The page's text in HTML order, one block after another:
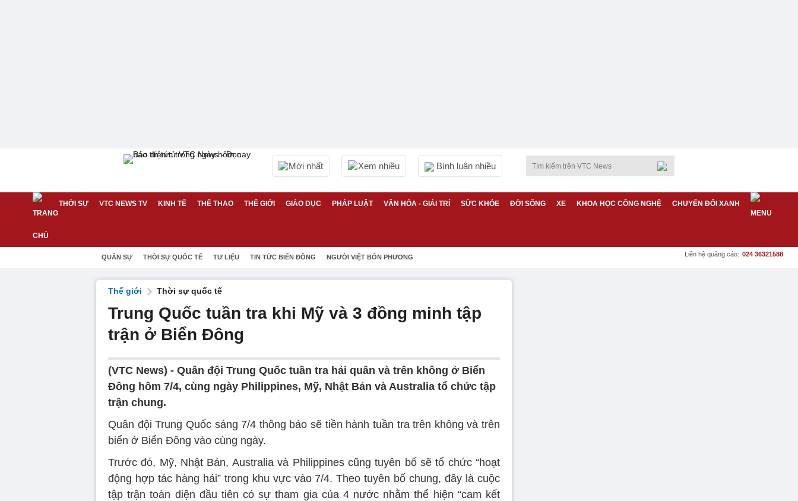
Mới nhất Xem nhiều Bình luận nhiều
THỜI SỰ VTC NEWS TV KINH TẾ THỂ THAO THẾ GIỚI GIÁO DỤC PHÁP LUẬT VĂN HÓA - GIẢI TRÍ SỨC KHỎE ĐỜI SỐNG XE KHOA HỌC CÔNG NGHỆ CHUYỂN ĐỔI XANH
QUÂN SỰ THỜI SỰ QUỐC TẾ TƯ LIỆU TIN TỨC BIỂN ĐÔNG NGƯỜI VIỆT BỐN PHƯƠNG Liên hệ quảng cáo: 024 36321588
Thế giới Thời sự quốc tế
Trung Quốc tuần tra khi Mỹ và 3 đồng minh tập
trận ở Biển Đông
(VTC News) - Quân đội Trung Quốc tuần tra hải quân và trên không ở Biển
Đông hôm 7/4, cùng ngày Philippines, Mỹ, Nhật Bản và Australia tổ chức tập
trận chung.
Quân đội Trung Quốc sáng 7/4 thông báo sẽ tiền hành tuần tra trên không và trên
biển ở Biển Đông vào cùng ngày.
Trước đó, Mỹ, Nhật Bản, Australia và Philippines cũng tuyên bố sẽ tổ chức “hoạt
động hợp tác hàng hải” trong khu vực vào 7/4. Theo tuyên bố chung, đây là cuộc
tập trận toàn diện đầu tiên có sự tham gia của 4 nước nhằm thể hiện “cam kết